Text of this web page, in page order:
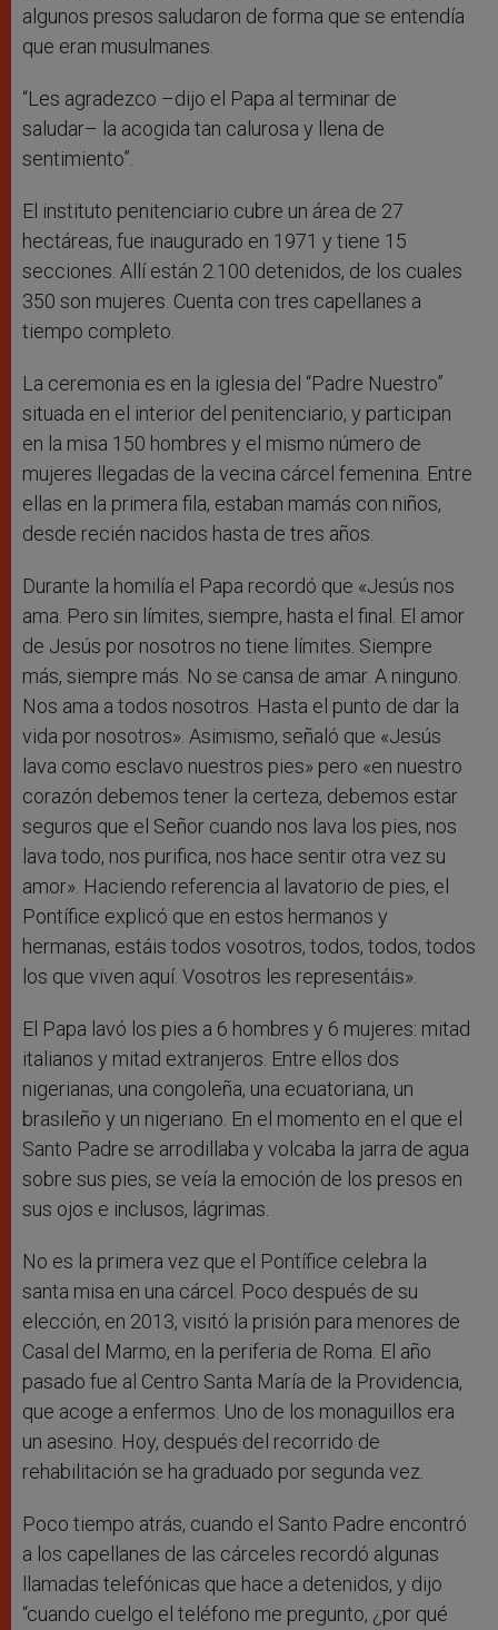
algunos presos saludaron de forma que se entendía
que eran musulmanes.
“Les agradezco –dijo el Papa al terminar de
saludar– la acogida tan calurosa y llena de
sentimiento”.
El instituto penitenciario cubre un área de 27
hectáreas, fue inaugurado en 1971 y tiene 15
secciones. Allí están 2.100 detenidos, de los cuales
350 son mujeres. Cuenta con tres capellanes a
tiempo completo.
La ceremonia es en la iglesia del “Padre Nuestro”
situada en el interior del penitenciario, y participan
en la misa 150 hombres y el mismo número de
mujeres llegadas de la vecina cárcel femenina. Entre
ellas en la primera fila, estaban mamás con niños,
desde recién nacidos hasta de tres años.
Durante la homilía el Papa recordó que «Jesús nos
ama. Pero sin límites, siempre, hasta el final. El amor
de Jesús por nosotros no tiene límites. Siempre
más, siempre más. No se cansa de amar. A ninguno.
Nos ama a todos nosotros. Hasta el punto de dar la
vida por nosotros». Asimismo, señaló que «Jesús
lava como esclavo nuestros pies» pero «en nuestro
corazón debemos tener la certeza, debemos estar
seguros que el Señor cuando nos lava los pies, nos
lava todo, nos purifica, nos hace sentir otra vez su
amor». Haciendo referencia al lavatorio de pies, el
Pontífice explicó que en estos hermanos y
hermanas, estáis todos vosotros, todos, todos, todos
los que viven aquí. Vosotros les representáis».
El Papa lavó los pies a 6 hombres y 6 mujeres: mitad
italianos y mitad extranjeros. Entre ellos dos
nigerianas, una congoleña, una ecuatoriana, un
brasileño y un nigeriano. En el momento en el que el
Santo Padre se arrodillaba y volcaba la jarra de agua
sobre sus pies, se veía la emoción de los presos en
sus ojos e inclusos, lágrimas.
No es la primera vez que el Pontífice celebra la
santa misa en una cárcel. Poco después de su
elección, en 2013, visitó la prisión para menores de
Casal del Marmo, en la periferia de Roma. El año
pasado fue al Centro Santa María de la Providencia,
que acoge a enfermos. Uno de los monaguillos era
un asesino. Hoy, después del recorrido de
rehabilitación se ha graduado por segunda vez.
Poco tiempo atrás, cuando el Santo Padre encontró
a los capellanes de las cárceles recordó algunas
llamadas telefónicas que hace a detenidos, y dijo
“cuando cuelgo el teléfono me pregunto, ¿por qué